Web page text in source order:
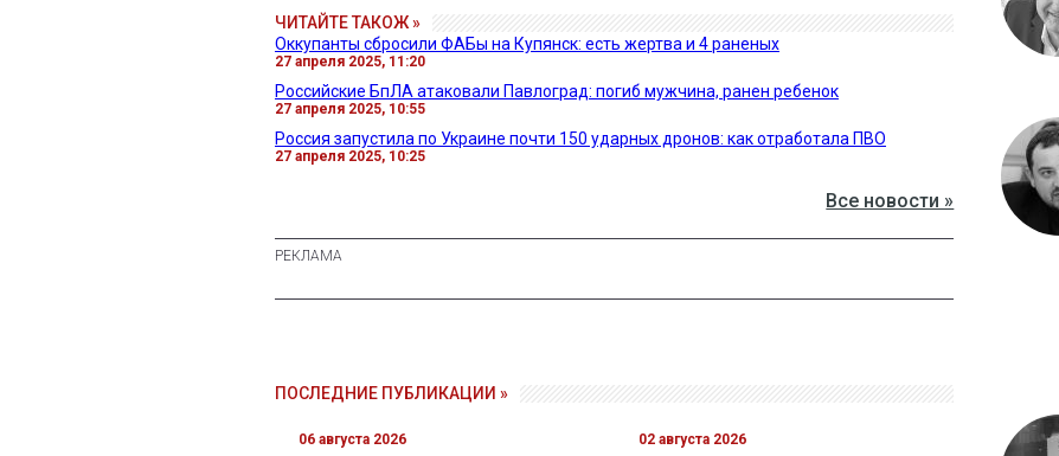
ЧИТАЙТЕ ТАКОЖ »
Оккупанты сбросили ФАБы на Купянск: есть жертва и 4 раненых
27 апреля 2025, 11:20
Российские БпЛА атаковали Павлоград: погиб мужчина, ранен ребенок
27 апреля 2025, 10:55
Россия запустила по Украине почти 150 ударных дронов: как отработала ПВО
27 апреля 2025, 10:25
Все новости »
ПОСЛЕДНИЕ ПУБЛИКАЦИИ »
06 августа 2026 02 августа 2026